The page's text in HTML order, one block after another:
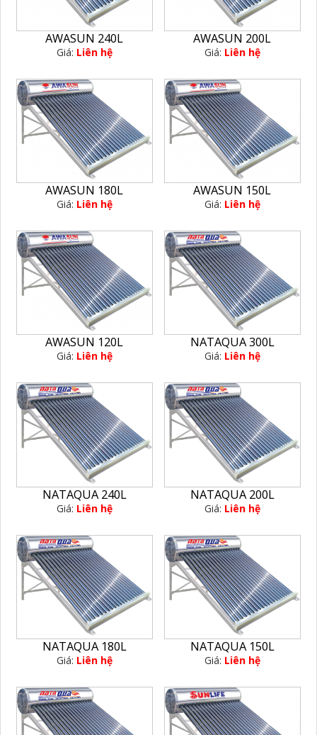
AWASUN 240L
Giá: Liên hệ
AWASUN 200L
Giá: Liên hệ
AWASUN 180L
Giá: Liên hệ
AWASUN 150L
Giá: Liên hệ
AWASUN 120L
Giá: Liên hệ
NATAQUA 300L
Giá: Liên hệ
NATAQUA 240L
Giá: Liên hệ
NATAQUA 200L
Giá: Liên hệ
NATAQUA 180L
Giá: Liên hệ
NATAQUA 150L
Giá: Liên hệ